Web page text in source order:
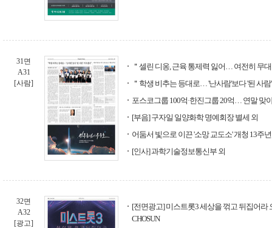
31면
A31
[사람]
＂셀린 디옹, 근육 통제력 잃어… 여전히 무
＂학생 비추는 등대로… '난사람'보다 '된 사
포스코그룹 100억·한진그룹 20억… 연말 맞
[부음] 구자일 일양화학 명예회장 별세 외
어둠서 빛으로 이끈 '소망 교도소' 개청 13주년
[인사] 과학기술정보통신부 외
32면
A32
[광고]
[전면광고] 미스트롯3 세상을 꺾고 뒤집어라
CHOSUN